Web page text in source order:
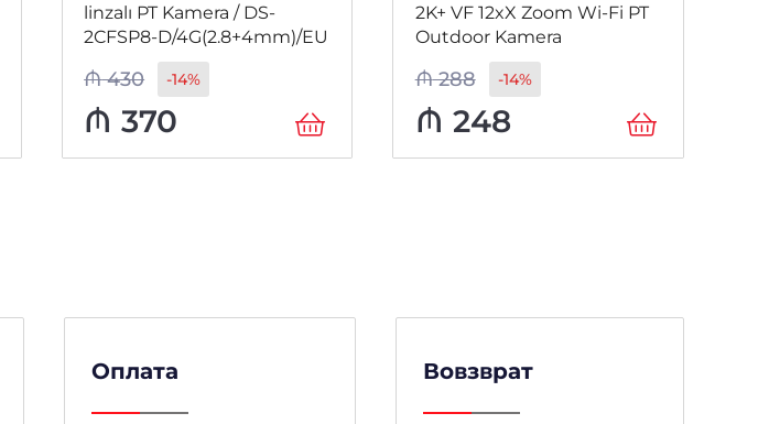
linzalı PT Kamera / DS-
2CFSP8-D/4G(2.8+4mm)/EU
₼430 -14%
₼ 370
2K+ VF 12xX Zoom Wi-Fi PT
Outdoor Kamera
₼288 -14%
₼ 248
Оплата Вовзврат